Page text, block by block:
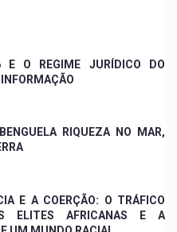
O REGIME JURÍDICO DO
RIQUEZA NO MAR,
E A COERÇÃO: O TRÁFICO
ELITES AFRICANAS E A